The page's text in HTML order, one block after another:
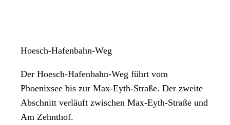
Hoesch-Hafenbahn-Weg
Der Hoesch-Hafenbahn-Weg führt vom
Phoenixsee bis zur Max-Eyth-Straße. Der zweite
Abschnitt verläuft zwischen Max-Eyth-Straße und
Am Zehnthof.